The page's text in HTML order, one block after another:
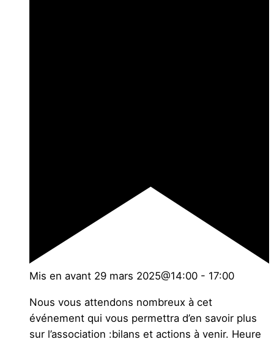
Mis en avant 29 mars 2025@14:00 - 17:00
Nous vous attendons nombreux à cet
événement qui vous permettra d’en savoir plus
sur l’association :bilans et actions à venir. Heure